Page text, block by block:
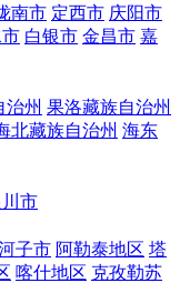
南市 定西市 庆阳市
白银市 金昌市 嘉
治州 果洛藏族自治州
北藏族自治州 海东
市
子市 阿勒泰地区 塔
喀什地区 克孜勒苏